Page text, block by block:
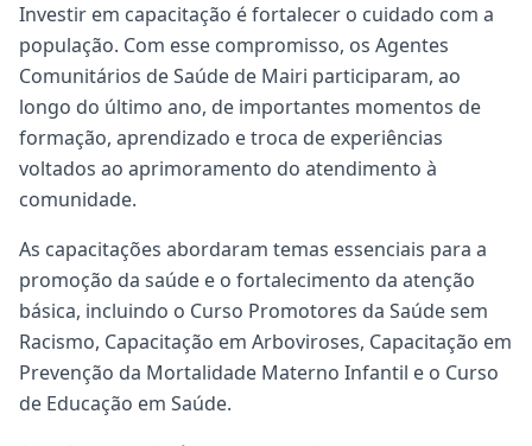
Investir em capacitação é fortalecer o cuidado com a
população. Com esse compromisso, os Agentes
Comunitários de Saúde de Mairi participaram, ao
longo do último ano, de importantes momentos de
formação, aprendizado e troca de experiências
voltados ao aprimoramento do atendimento à
comunidade.
As capacitações abordaram temas essenciais para a
promoção da saúde e o fortalecimento da atenção
básica, incluindo o Curso Promotores da Saúde sem
Racismo, Capacitação em Arboviroses, Capacitação em
Prevenção da Mortalidade Materno Infantil e o Curso
de Educação em Saúde.